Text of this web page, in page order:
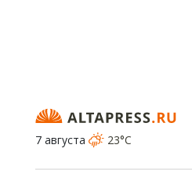
7 августа
23°C